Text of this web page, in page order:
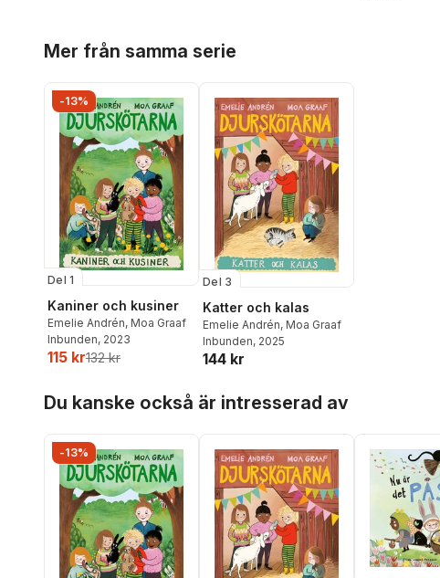
Mer från samma serie
-13%
Del 1
Kaniner och kusiner
Emelie Andrén, Moa Graaf
Inbunden, 2023
115 kr132 kr
Del 3
Katter och kalas
Emelie Andrén, Moa Graaf
Inbunden, 2025
144 kr
Du kanske också är intresserad av
-13%